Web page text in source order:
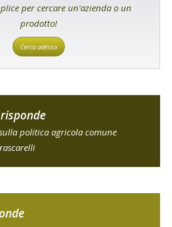
per cercare un'azienda o un
prodotto!
Cerca adesso
politica agricola comune